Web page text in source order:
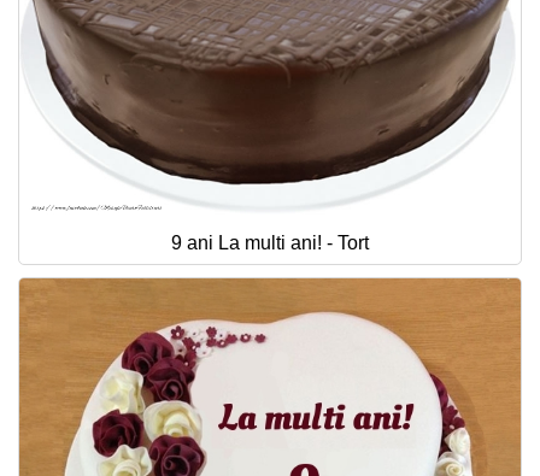
Invitatii personalizate
9 ani La multi ani! - Tort